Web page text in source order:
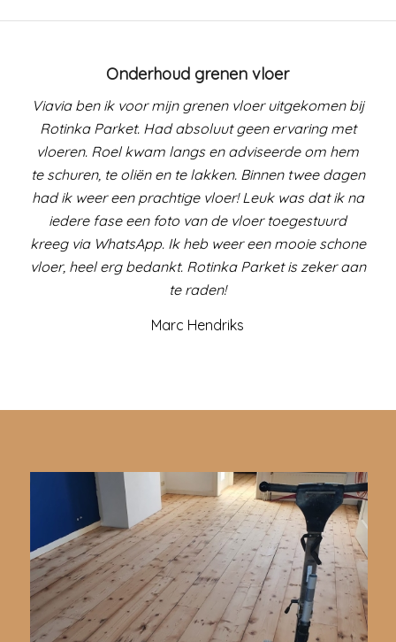
Onderhoud grenen vloer
Viavia ben ik voor mijn grenen vloer uitgekomen bij
Rotinka Parket. Had absoluut geen ervaring met
vloeren. Roel kwam langs en adviseerde om hem
te schuren, te oliën en te lakken. Binnen twee dagen
had ik weer een prachtige vloer! Leuk was dat ik na
iedere fase een foto van de vloer toegestuurd
kreeg via WhatsApp. Ik heb weer een mooie schone
vloer, heel erg bedankt. Rotinka Parket is zeker aan
te raden!
Marc Hendriks